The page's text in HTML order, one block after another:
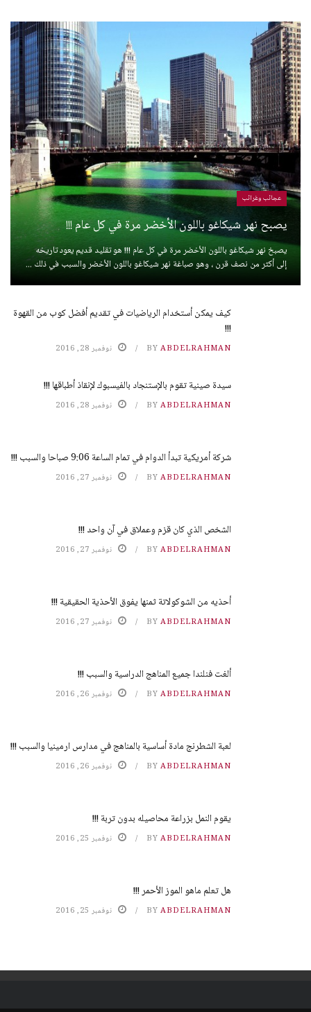
عجائب وغرائب
يصبح نهر شيكاغو باللون الأخضر مرة في كل عام !!!
يصبخ نهر شيكاغو باللون الأخضر مرة في كل عام !!! هو تقليد قديم يعود تاريخه
إلى أكثر من نصف قرن ، وهو صباغة نهر شيكاغو باللون الأخضر والسبب في ذلك ...
كيف يمكن أستخدام الرياضيات في تقديم أفضل كوب من القهوة
!!!
BY ABDELRAHMAN نوفمبر 28, 2016
سيدة صينية تقوم بالإستنجاد بالفيسبوك لإنقاذ أطباقها !!!
BY ABDELRAHMAN نوفمبر 28, 2016
شركة أمريكية تبدأ الدوام في تمام الساعة 9:06 صباحا والسبب !!!
BY ABDELRAHMAN نوفمبر 27, 2016
الشخص الذي كان قزم وعملاق في آن واحد !!!
BY ABDELRAHMAN نوفمبر 27, 2016
أحذيه من الشوكولاتة ثمنها يفوق الأحذية الحقيقية !!!
BY ABDELRAHMAN نوفمبر 27, 2016
ألغت فنلندا جميع المناهج الدراسية والسبب !!!
BY ABDELRAHMAN نوفمبر 26, 2016
لعبة الشطرنج مادة أساسية بالمناهج في مدارس ارمينيا والسبب !!!
BY ABDELRAHMAN نوفمبر 26, 2016
يقوم النمل بزراعة محاصيله بدون تربة !!!
BY ABDELRAHMAN نوفمبر 25, 2016
هل تعلم ماهو الموز الأحمر !!!
BY ABDELRAHMAN نوفمبر 25, 2016